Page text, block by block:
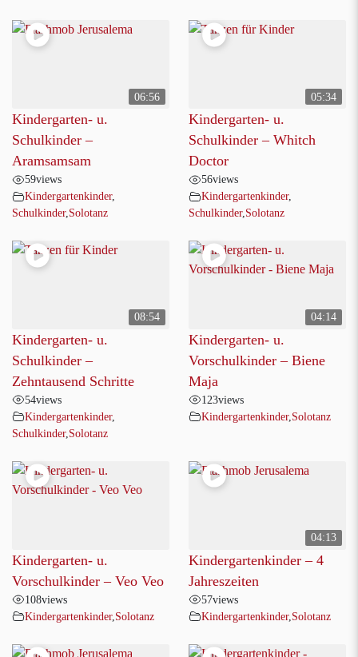
06:56
Kindergarten- u.
Schulkinder –
Aramsamsam
59views
Kindergartenkinder,
Schulkinder, Solotanz
05:34
Kindergarten- u.
Schulkinder – Whitch
Doctor
56views
Kindergartenkinder,
Schulkinder, Solotanz
08:54
Kindergarten- u.
Schulkinder –
Zehntausend Schritte
54views
Kindergartenkinder,
Schulkinder, Solotanz
04:14
Kindergarten- u.
Vorschulkinder – Biene
Maja
123views
Kindergartenkinder, Solotanz
Kindergarten- u.
Vorschulkinder – Veo Veo
108views
Kindergartenkinder, Solotanz
04:13
Kindergartenkinder – 4
Jahreszeiten
57views
Kindergartenkinder, Solotanz